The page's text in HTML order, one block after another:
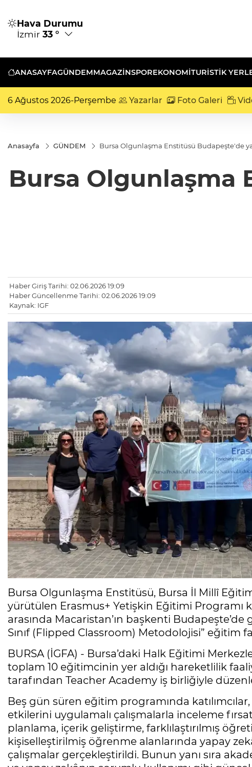
Hava Durumu
İzmir 33 °
ANASAYFAGÜNDEMMAGAZİNSPOREKONOMİTURISTIK
6 Ağustos 2026-Perşembe Yazarlar Foto Galeri
Anasayfa GÜNDEM Bursa Olgunlaşma Enstitüsü Budapeşte'de
Bursa Olgunlaşma
Haber Giriş Tarihi: 02.06.2026 19:09
Haber Güncellenme Tarihi: 02.06.2026 19:09
Kaynak: IGF
Bursa Olgunlaşma Enstitüsü, Bursa İl Millî
yürütülen Erasmus+ Yetişkin Eğitimi Programı
arasında Macaristan’ın başkenti Budapeşte’de
Sınıf (Flipped Classroom) Metodolojisi” eğitim
BURSA (İGFA) - Bursa’daki Halk Eğitimi
toplam 10 eğitimcinin yer aldığı hareketlilik
tarafından Teacher Academy iş birliğiyle
Beş gün süren eğitim programında
etkilerini uygulamalı çalışmalarla inceleme
planlama, içerik geliştirme, farklılaştırılmış
kişiselleştirilmiş öğrenme alanlarında yapay
çalışmalar gerçekleştirildi. Bunun yanı sıra